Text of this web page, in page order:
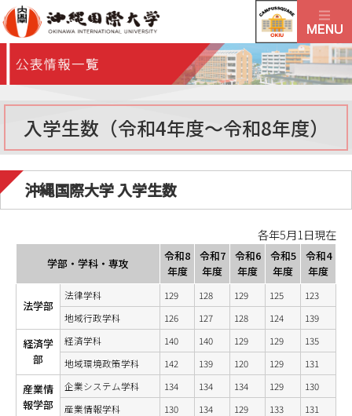
入学生数（令和4年度～令和8年度）
沖縄国際大学 入学生数
各年5月1日現在
学部・学科・専攻
令和8
年度
令和7
年度
令和6
年度
令和5
年度
令和4
年度
法学部
法律学科 129 128 129 125
123
地域行政学科
126 127 128 124 139
経済学
部
経済学科 140 140 129 129
135
地域環境政策学科
142 139 120 129 131
産業情
報学部
企業システム学科 134 134 134 129
130
産業情報学科
130 134 129 133 131